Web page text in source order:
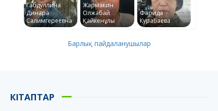
Габдуллина
Динара
Салимгереевна
Жармакин
Олжабай
Қайкенұлы
Фарида
Курабаева
Барлық пайдаланушылар
КІТАПТАР